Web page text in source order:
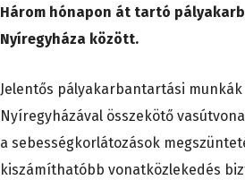
Három hónapon át tartó
Nyíregyháza között.
Jelentős pályakarbantartási
Nyíregyházával összekötő
a sebességkorlátozások
kiszámíthatóbb vonatközlekedés